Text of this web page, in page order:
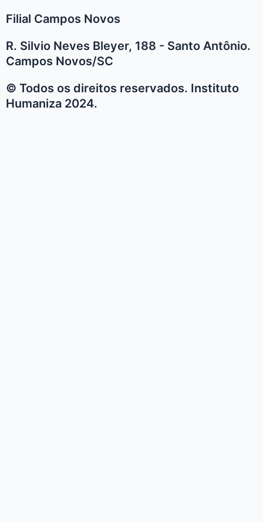
Filial Campos Novos
R. Silvio Neves Bleyer, 188 - Santo Antônio.
Campos Novos/SC
© Todos os direitos reservados. Instituto
Humaniza 2024.